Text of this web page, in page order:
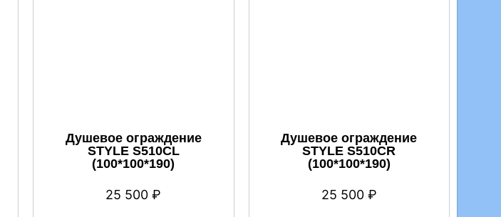
Душевое ограждение
STYLE S510CL
(100*100*190)
25 500₽
Душевое ограждение
STYLE S510CR
(100*100*190)
25 500 ₽